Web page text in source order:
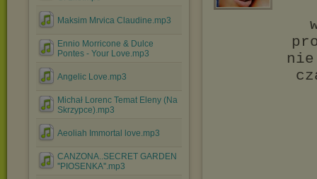
Maksim Mrvica Claudine.mp3
Ennio Morricone & Dulce
Pontes - Your Love.mp3
Angelic Love.mp3
Michał Lorenc Temat Eleny (Na
Skrzypce).mp3
Aeoliah Immortal love.mp3
CANZONA..SECRET GARDEN
''PIOSENKA''.mp3